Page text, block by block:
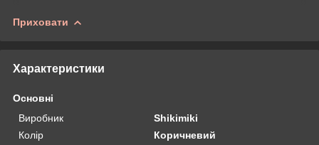
Приховати
Характеристики
Основні
Виробник
Shikimiki
Колір
Коричневий